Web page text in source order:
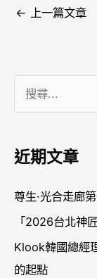
← 上一篇文章
鍵
字
近期文章
尊生·光合走廊
「2026台北神
Klook韓國總經
的起點